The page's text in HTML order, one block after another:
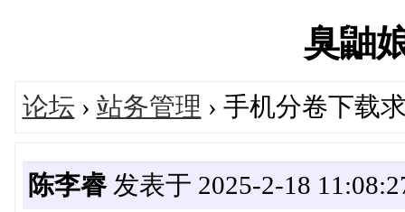
臭鼬
论坛 › 站务管理 › 手机分卷下载
陈李睿发表于 2025-2-18